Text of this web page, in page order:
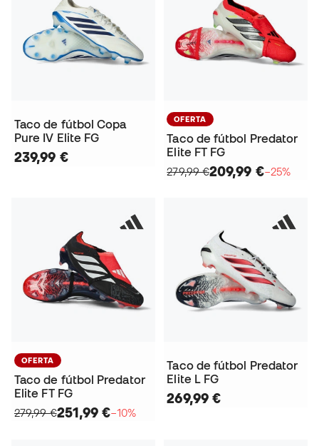
Taco de fútbol Copa
Pure IV Elite FG
239,99 €
OFERTA
Taco de fútbol Predator
Elite FT FG
279,99 €209,99 €−25%
OFERTA
Taco de fútbol Predator
Elite FT FG
279,99 €251,99 €−10%
Taco de fútbol Predator
Elite L FG
269,99 €